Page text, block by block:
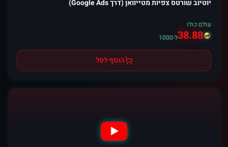
יוטיוב שורטס צפיות מטייוואן (דרך Google Ads)
עולם כולו
38.88ל-1000
הוסף לסל